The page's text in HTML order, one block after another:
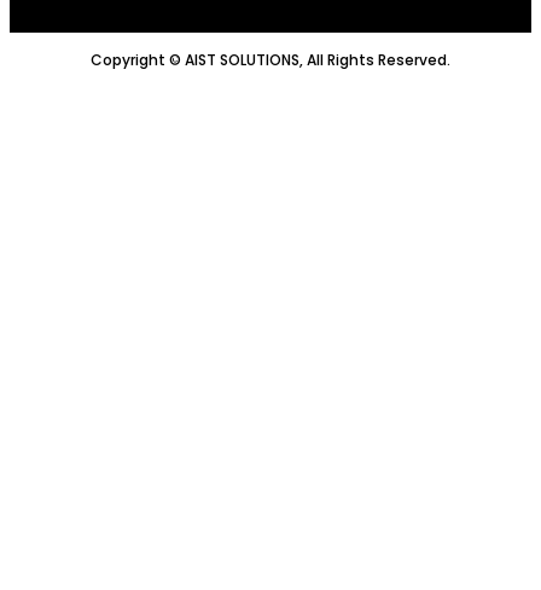
Copyright © AIST SOLUTIONS, All Rights Reserved.